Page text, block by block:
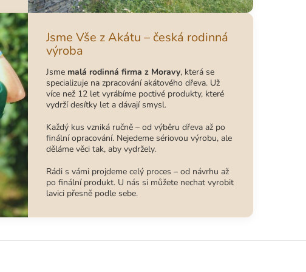
Jsme Vše z Akátu – česká rodinná
výroba
Jsme malá rodinná firma z Moravy, která se
specializuje na zpracování akátového dřeva. Už
více než 12 let vyrábíme poctivé produkty, které
vydrží desítky let a dávají smysl.
Každý kus vzniká ručně – od výběru dřeva až po
finální opracování. Nejedeme sériovou výrobu, ale
děláme věci tak, aby vydržely.
Rádi s vámi projdeme celý proces – od návrhu až
po finální produkt. U nás si můžete nechat vyrobit
lavici přesně podle sebe.